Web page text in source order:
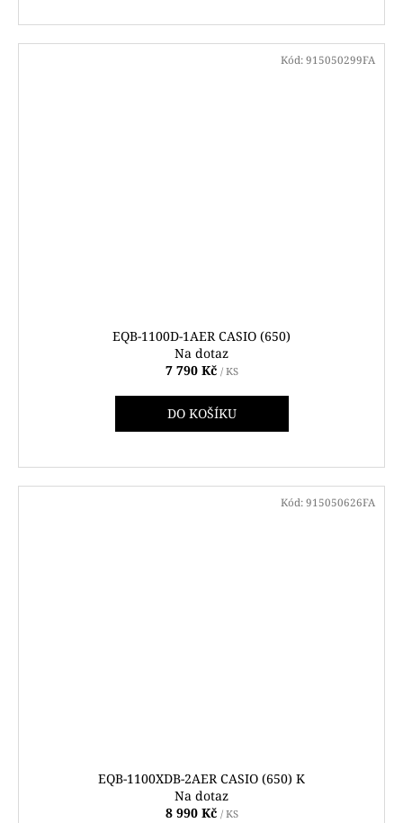
EQB-1100D-1AER CASIO (650)
Na dotaz
7 790 Kč / KS
DO KOŠÍKU
Kód: 915050299FA
EQB-1100XDB-2AER CASIO (650) K
Na dotaz
8 990 Kč / KS
Kód: 915050626FA